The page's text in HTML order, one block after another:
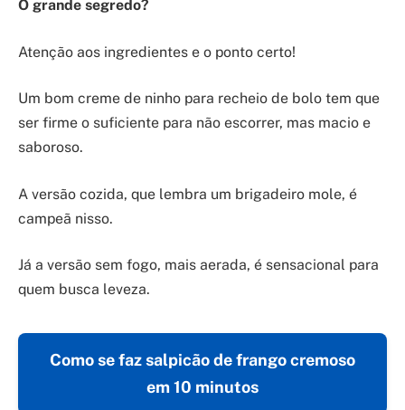
O grande segredo?
Atenção aos ingredientes e o ponto certo!
Um bom creme de ninho para recheio de bolo tem que
ser firme o suficiente para não escorrer, mas macio e
saboroso.
A versão cozida, que lembra um brigadeiro mole, é
campeã nisso.
Já a versão sem fogo, mais aerada, é sensacional para
quem busca leveza.
Como se faz salpicão de frango cremoso
em 10 minutos